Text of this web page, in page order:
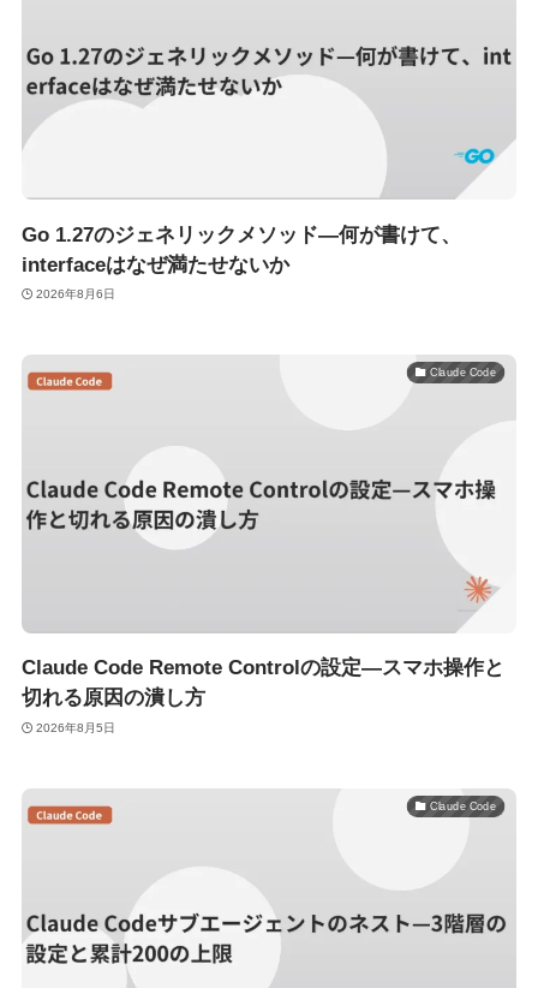
Go 1.27のジェネリックメソッド—何が書けて、
interfaceはなぜ満たせないか
2026年8月6日
Claude Code
Claude Code Remote Controlの設定—スマホ操作と
切れる原因の潰し方
2026年8月5日
Claude Code